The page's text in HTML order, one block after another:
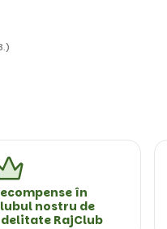
în
nostru de
RajClub